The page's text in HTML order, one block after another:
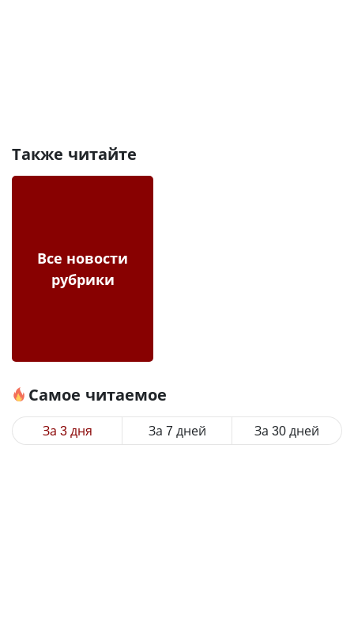
Также читайте
Все новости
рубрики
Самое читаемое
За 3 дня За 7 дней За 30 дней